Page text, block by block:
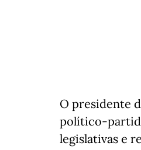
O presidente
político-
legislativas e